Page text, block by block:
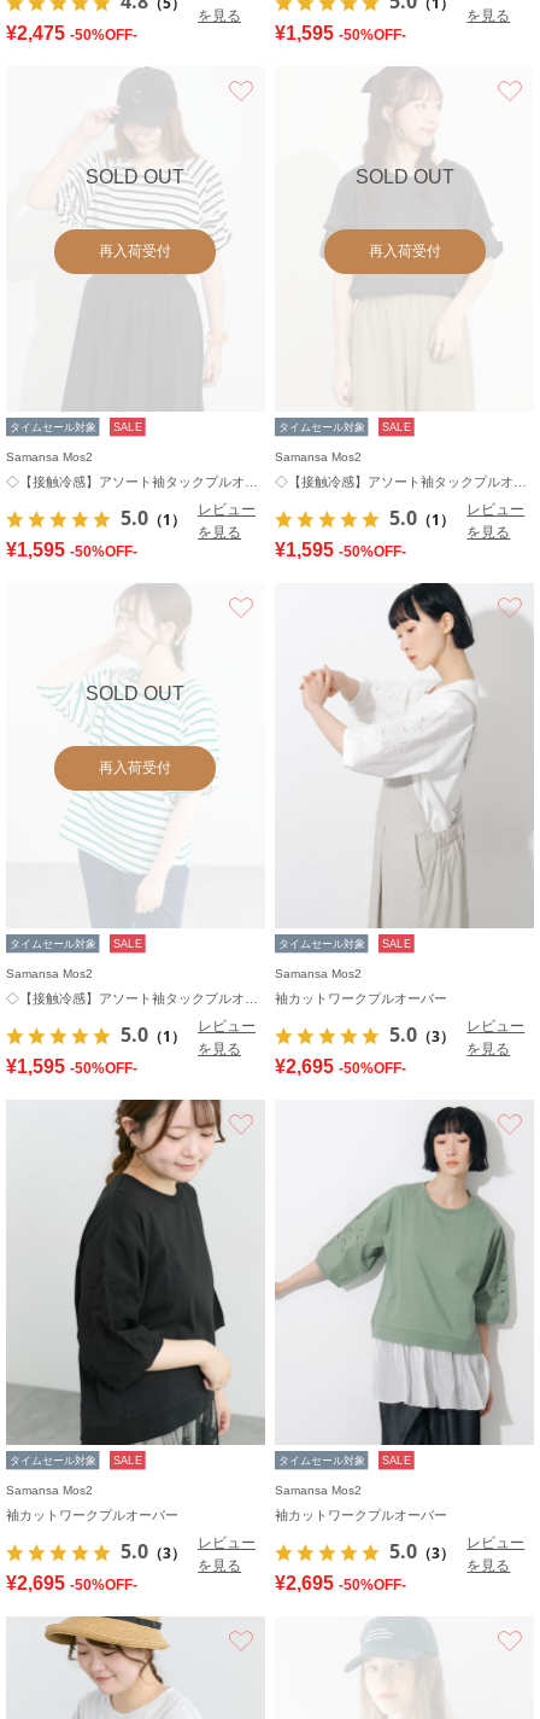
を見る
¥2,475 -50%OFF-
を見る
¥1,595 -50%OFF-
SOLD OUT
再入荷受付
タイムセール対象 SALE
Samansa Mos2
5.0 （1）
レビュー
を見る
¥1,595 -50%OFF-
SOLD OUT
再入荷受付
タイムセール対象 SALE
Samansa Mos2
5.0 （1）
レビュー
を見る
¥1,595 -50%OFF-
SOLD OUT
再入荷受付
タイムセール対象 SALE
Samansa Mos2
5.0 （1）
レビュー
を見る
¥1,595 -50%OFF-
タイムセール対象 SALE
Samansa Mos2
袖カットワークプルオーバー
5.0 （3）
レビュー
を見る
¥2,695 -50%OFF-
タイムセール対象 SALE
Samansa Mos2
袖カットワークプルオーバー
5.0 （3）
レビュー
を見る
¥2,695 -50%OFF-
タイムセール対象 SALE
Samansa Mos2
袖カットワークプルオーバー
5.0 （3）
レビュー
を見る
¥2,695 -50%OFF-